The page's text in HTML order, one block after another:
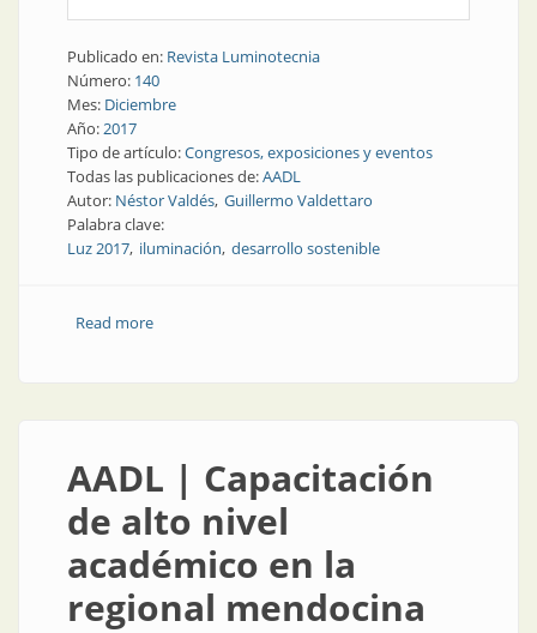
Publicado en: Revista Luminotecnia
Número: 140
Mes: Diciembre
Año:2017
Tipo de artículo:Congresos, exposiciones y eventos
Todas las publicaciones de:AADL
Autor: Néstor Valdés Guillermo Valdettaro
Palabra clave:
Luz 2017 iluminación desarrollo sostenible
Read moreabout Congresos y exposiciones | Luz 2017:
AADL | Capacitación
de alto nivel
académico en la
regional mendocina